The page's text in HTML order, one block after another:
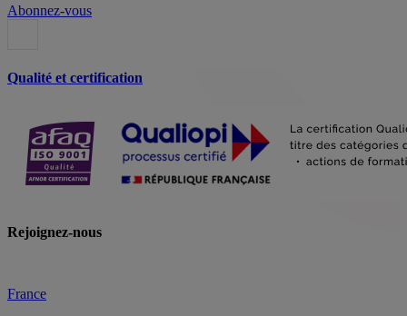
Abonnez-vous
Qualité et certification
Rejoignez-nous
France